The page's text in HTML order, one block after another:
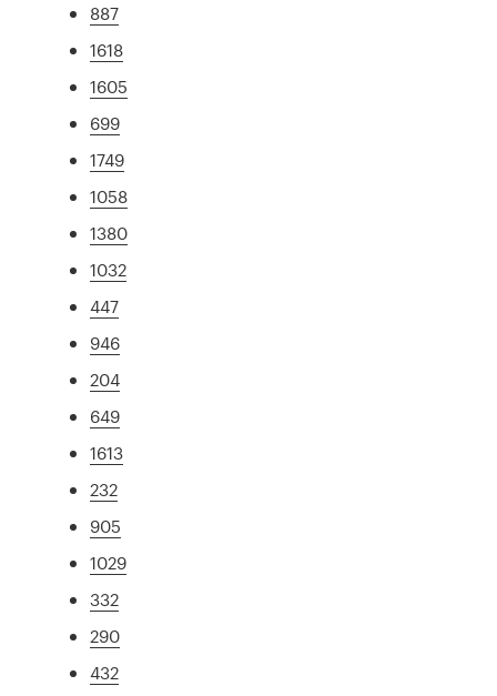
887
1618
1605
699
1749
1058
1380
1032
447
946
204
649
1613
232
905
1029
332
290
432